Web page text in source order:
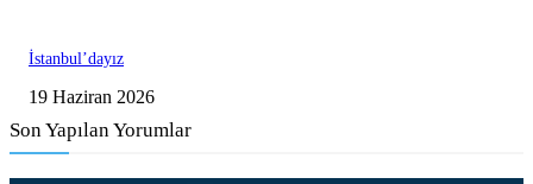
İstanbul’dayız
19 Haziran 2026
Son Yapılan Yorumlar